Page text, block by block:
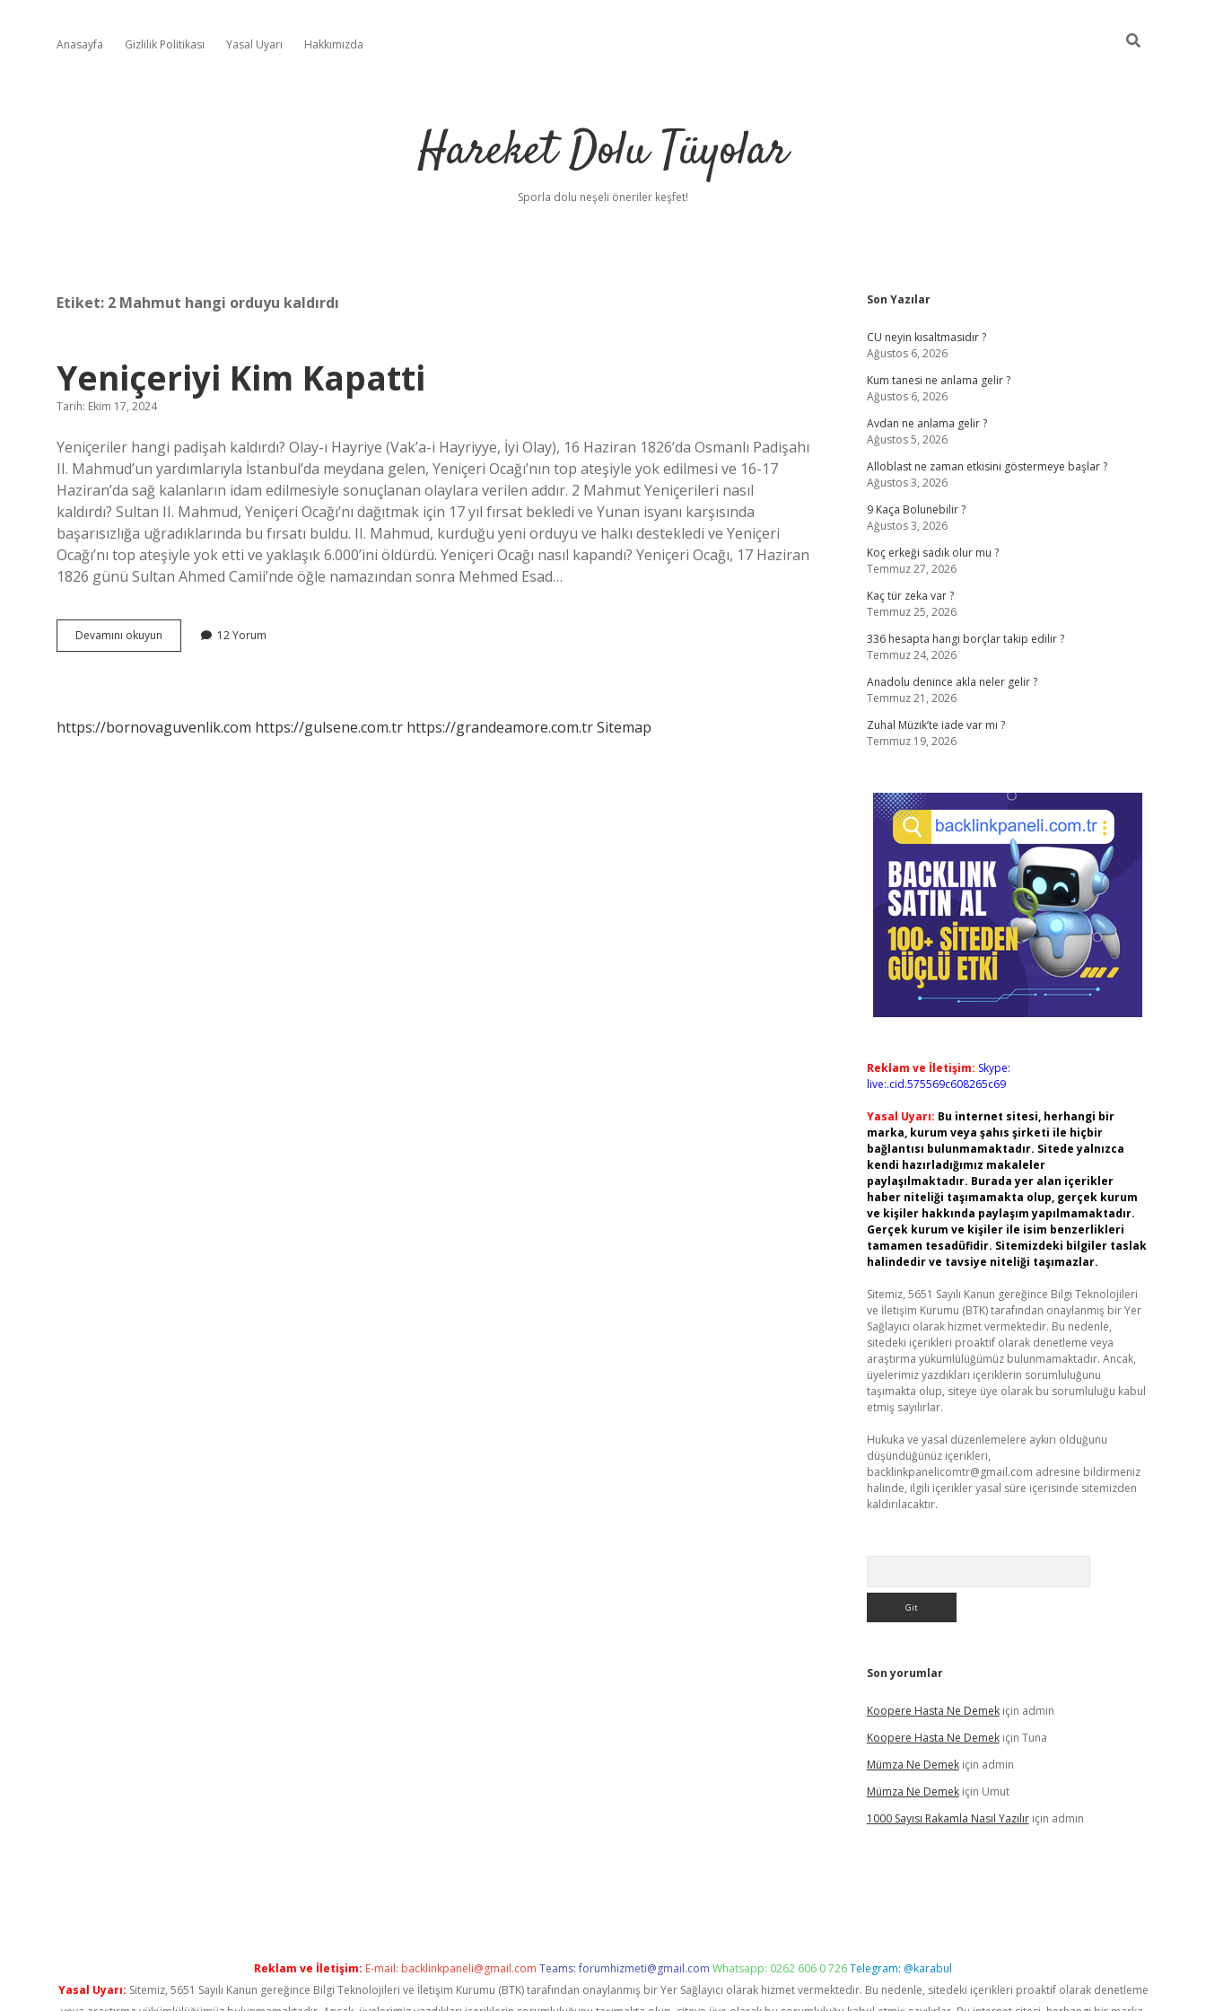
Anasayfa Gizlilik Politikası Yasal Uyarı Hakkımızda
Hareket Dolu Tüyolar
Sporla dolu neşeli öneriler keşfet!
Etiket: 2 Mahmut hangi orduyu kaldırdı
Yeniçeriyi Kim Kapatti
Tarih: Ekim 17, 2024
Yeniçeriler hangi padişah kaldırdı? Olay-ı Hayriye (Vak’a-i Hayriyye, İyi Olay), 16 Haziran 1826’da Osmanlı Padişahı
II. Mahmud’un yardımlarıyla İstanbul’da meydana gelen, Yeniçeri Ocağı’nın top ateşiyle yok edilmesi ve 16-17
Haziran’da sağ kalanların idam edilmesiyle sonuçlanan olaylara verilen addır. 2 Mahmut Yeniçerileri nasıl
kaldırdı? Sultan II. Mahmud, Yeniçeri Ocağı’nı dağıtmak için 17 yıl fırsat bekledi ve Yunan isyanı karşısında
başarısızlığa uğradıklarında bu fırsatı buldu. II. Mahmud, kurduğu yeni orduyu ve halkı destekledi ve Yeniçeri
Ocağı’nı top ateşiyle yok etti ve yaklaşık 6.000’ini öldürdü. Yeniçeri Ocağı nasıl kapandı? Yeniçeri Ocağı, 17 Haziran
1826 günü Sultan Ahmed Camii’nde öğle namazından sonra Mehmed Esad…
Devamını okuyun Yeniçeriyi
Kim
12 Yorum
https://bornovaguvenlik.com https://gulsene.com.tr https://grandeamore.com.trSitemap
Sidebar
Son Yazılar
CU neyin kısaltmasıdır ?
Ağustos 6, 2026
Kum tanesi ne anlama gelir ?
Ağustos 6, 2026
Avdan ne anlama gelir ?
Ağustos 5, 2026
Alloblast ne zaman etkisini göstermeye başlar ?
Ağustos 3, 2026
9 Kaça Bolunebilir ?
Ağustos 3, 2026
Koç erkeği sadık olur mu ?
Temmuz 27, 2026
Kaç tür zeka var ?
Temmuz 25, 2026
336 hesapta hangi borçlar takip edilir ?
Temmuz 24, 2026
Anadolu denince akla neler gelir ?
Temmuz 21, 2026
Zuhal Müzik’te iade var mı ?
Temmuz 19, 2026
Reklam ve İletişim: Skype:
live:.cid.575569c608265c69
Yasal Uyarı: Bu internet sitesi, herhangi bir
marka, kurum veya şahıs şirketi ile hiçbir
bağlantısı bulunmamaktadır. Sitede yalnızca
kendi hazırladığımız makaleler
paylaşılmaktadır. Burada yer alan içerikler
haber niteliği taşımamakta olup, gerçek kurum
ve kişiler hakkında paylaşım yapılmamaktadır.
Gerçek kurum ve kişiler ile isim benzerlikleri
tamamen tesadüfidir. Sitemizdeki bilgiler taslak
halindedir ve tavsiye niteliği taşımazlar.
Sitemiz, 5651 Sayılı Kanun gereğince Bilgi Teknolojileri
ve İletişim Kurumu (BTK) tarafından onaylanmış bir Yer
Sağlayıcı olarak hizmet vermektedir. Bu nedenle,
sitedeki içerikleri proaktif olarak denetleme veya
araştırma yükümlülüğümüz bulunmamaktadır. Ancak,
üyelerimiz yazdıkları içeriklerin sorumluluğunu
taşımakta olup, siteye üye olarak bu sorumluluğu kabul
etmiş sayılırlar.
Hukuka ve yasal düzenlemelere aykırı olduğunu
düşündüğünüz içerikleri,
backlinkpanelicomtr@gmail.com adresine bildirmeniz
halinde, ilgili içerikler yasal süre içerisinde sitemizden
kaldırılacaktır.
Son yorumlar
Koopere Hasta Ne Demekiçin admin
Koopere Hasta Ne Demekiçin Tuna
Mümza Ne Demekiçin admin
Mümza Ne Demekiçin Umut
1000 Sayısı Rakamla Nasıl Yazılıriçin admin
Reklam ve İletişim: E-mail: backlinkpaneli@gmail.com Teams:forumhizmeti@gmail.com Whatsapp: 0262 606 0 726Telegram: @karabul
Yasal Uyarı: Sitemiz, 5651 Sayılı Kanun gereğince Bilgi Teknolojileri ve İletişim Kurumu (BTK) tarafından onaylanmış bir Yer Sağlayıcı olarak hizmet vermektedir. Bu nedenle, sitedeki içerikleri proaktif olarak denetleme